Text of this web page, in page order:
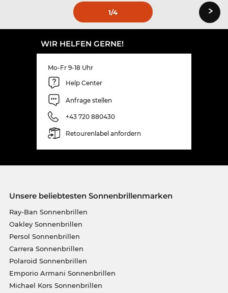
1/4 ›
WIR HELFEN GERNE!
Mo-Fr 9-18 Uhr
Help Center
Anfrage stellen
+43 720 880430
Retourenlabel anfordern
Unsere beliebtesten Sonnenbrillenmarken
Ray-Ban Sonnenbrillen
Oakley Sonnenbrillen
Persol Sonnenbrillen
Carrera Sonnenbrillen
Polaroid Sonnenbrillen
Emporio Armani Sonnenbrillen
Michael Kors Sonnenbrillen